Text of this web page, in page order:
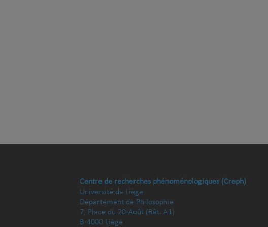
Centre de recherches phénoménologiques (Creph)
Université de Liège
Département de Philosophie
7, Place du 20-Août (Bât. A1)
B-4000 Liège